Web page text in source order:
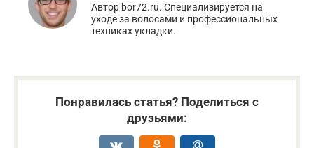
Автор bor72.ru. Специализируется на
уходе за волосами и профессиональных
техниках укладки.
Понравилась статья? Поделиться с
друзьями: